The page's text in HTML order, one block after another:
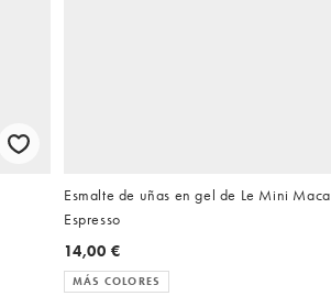
Esmalte de uñas en gel de Le Mini
Espresso
14,00 €
MÁS COLORES